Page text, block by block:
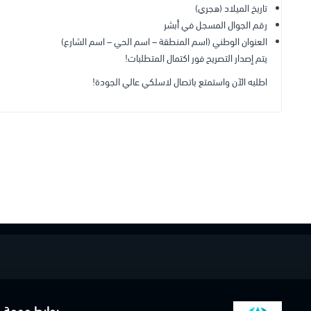
تاريخ الميلاد (هجري)
رقم الجوال المسجل في أبشر
العنوان الوطني (اسم المنطقة – اسم الحي – اسم الشارع)
يتم إصدار التصريح فور اكتمال المتطلبات!
اطلبه الآن واستمتع باتصال لاسلكي عالي الجودة!